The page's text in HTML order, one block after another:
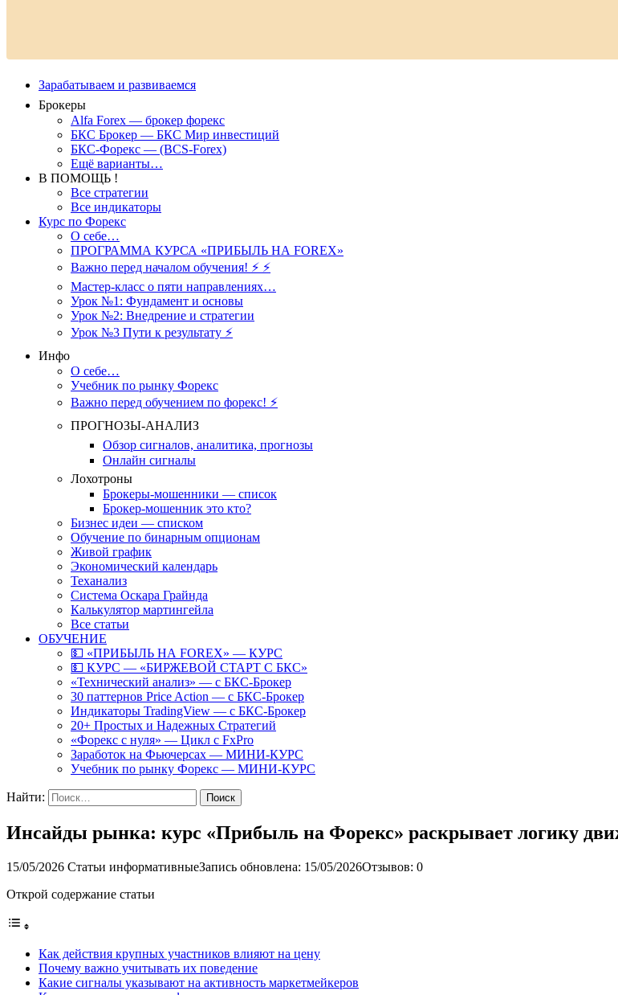
Зарабатываем и развиваемся
Брокеры
Alfa Forex — брокер форекс
БКС Брокер — БКС Мир инвестиций
БКС-Форекс — (BCS-Forex)
Ещё варианты…
В ПОМОЩЬ !
Все стратегии
Все индикаторы
Курс по Форекс
О себе…
ПРОГРАММА КУРСА «ПРИБЫЛЬ НА FOREX»
Важно перед началом обучения! ⚡ ⚡
Мастер-класс о пяти направлениях…
Урок №1: Фундамент и основы
Урок №2: Внедрение и стратегии
Урок №3 Пути к результату ⚡️
Инфо
О себе…
Учебник по рынку Форекс
Важно перед обучением по форекс! ⚡
ПРОГНОЗЫ-АНАЛИЗ
Обзор сигналов, аналитика, прогнозы
Онлайн сигналы
Лохотроны
Брокеры-мошенники — список
Брокер-мошенник это кто?
Бизнес идеи — списком
Обучение по бинарным опционам
Живой график
Экономический календарь
Теханализ
Система Оскара Грайнда
Калькулятор мартингейла
Все статьи
ОБУЧЕНИЕ
💵 «ПРИБЫЛЬ НА FOREX» — КУРС
💵 КУРС — «БИРЖЕВОЙ СТАРТ С БКС»
«Технический анализ» — с БКС-Брокер
30 паттернов Price Action — с БКС-Брокер
Индикаторы TradingView — с БКС-Брокер
20+ Простых и Надежных Стратегий
«Форекс с нуля» — Цикл с FxPro
Заработок на Фьючерсах — МИНИ-КУРС
Учебник по рынку Форекс — МИНИ-КУРС
Найти:
Инсайды рынка: курс «Прибыль на Форекс» раскрывает логику
15/05/2026 Статьи информативныеЗапись обновлена: 15/05/2026Отзывов: 0
Открой содержание статьи
Как действия крупных участников влияют на цену
Почему важно учитывать их поведение
Какие сигналы указывают на активность маркетмейкеров